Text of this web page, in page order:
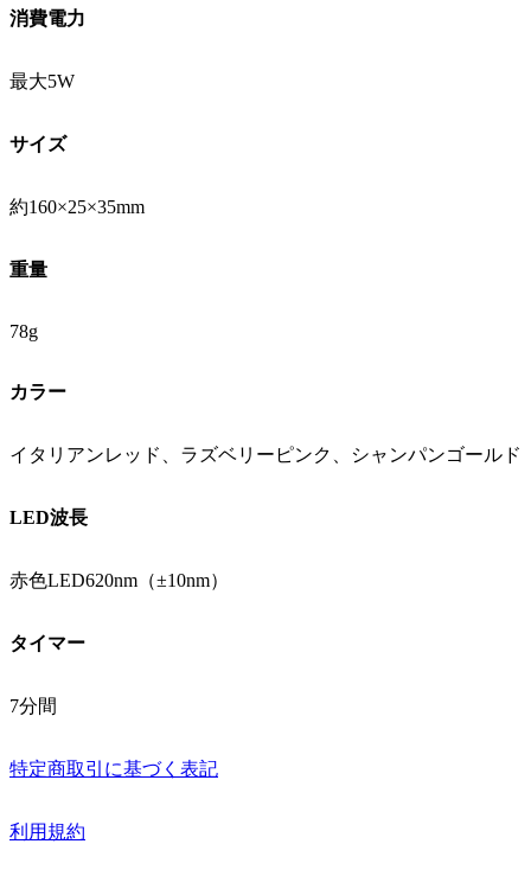
消費電力
最大5W
サイズ
約160×25×35mm
重量
78g
カラー
イタリアンレッド、ラズベリーピンク、シャンパンゴールド
LED波長
赤色LED620nm（±10nm）
タイマー
7分間
特定商取引に基づく表記
利用規約